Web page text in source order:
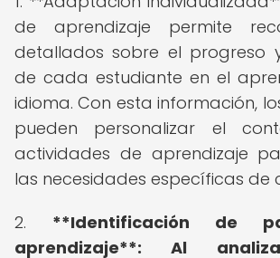
de aprendizaje permite
detallados sobre el progreso
de cada estudiante en el
idioma. Con esta información,
pueden personalizar el
actividades de aprendizaje
las necesidades específicas de
2. **Identificación de
aprendizaje**: Al